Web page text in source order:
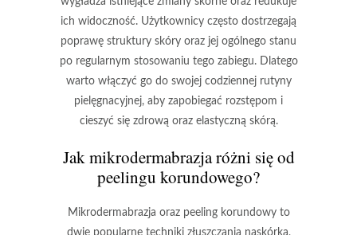
ich widoczność. Użytkownicy często dostrzegają
poprawę struktury skóry oraz jej ogólnego stanu
po regularnym stosowaniu tego zabiegu.Dlatego
warto włączyć go do swojej codziennej rutyny
pielęgnacyjnej, aby zapobiegać rozstępom i
cieszyć się zdrową oraz elastyczną skórą.
Jak mikrodermabrazja różni się od
peelingu korundowego?
Mikrodermabrazja oraz peeling korundowyto
dwie popularne techniki złuszczania naskórka,